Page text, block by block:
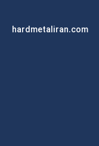
hardmetaliran.com